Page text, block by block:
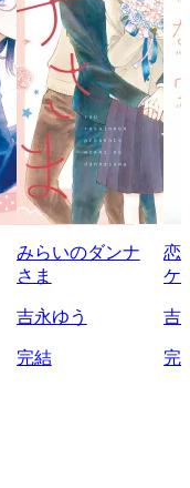
みらいのダンナ
さま
吉永ゆう
完結
恋
ケ
吉
完